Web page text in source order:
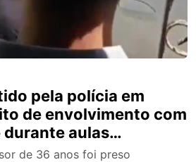
pela polícia em
de envolvimento com
durante aulas
de 36 anos foi preso